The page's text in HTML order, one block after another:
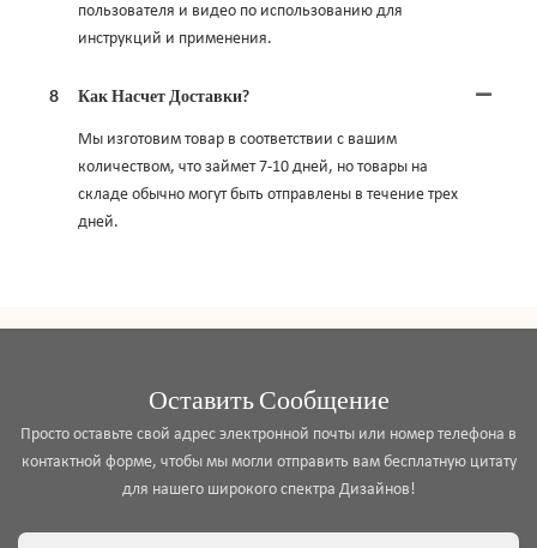
пользователя и видео по использованию для
инструкций и применения.
8 Как Насчет Доставки?
Мы изготовим товар в соответствии с вашим
количеством, что займет 7-10 дней, но товары на
складе обычно могут быть отправлены в течение трех
дней.
Оставить Сообщение
Просто оставьте свой адрес электронной почты или номер телефона в
контактной форме, чтобы мы могли отправить вам бесплатную цитату
для нашего широкого спектра Дизайнов!